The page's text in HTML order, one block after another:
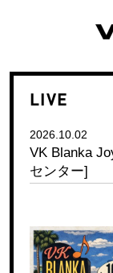
LIVE
2026.10.02
VK Blanka
センター]